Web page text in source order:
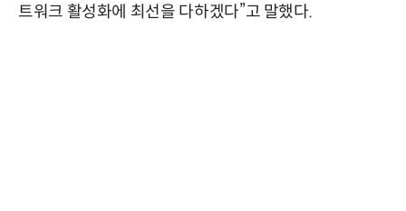
트워크 활성화에 최선을 다하겠다”고 말했다.